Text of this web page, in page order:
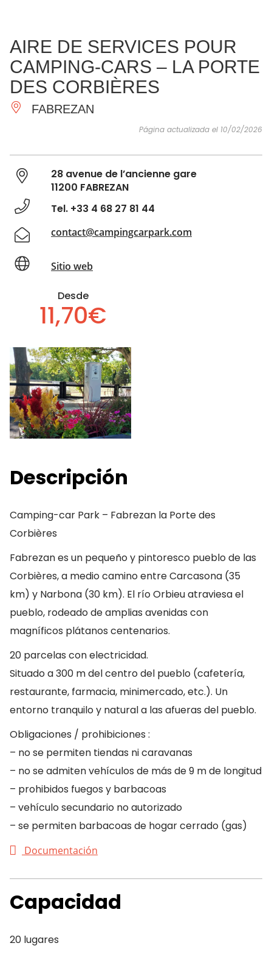
IMPRESCINDIBLES
HACER
INSPIRACIONES
AIRE DE SERVICES POUR
CAMPING-CARS – LA PORTE
DES CORBIÈRES
FABREZAN
Página actualizada el 10/02/2026
28 avenue de l’ancienne gare
11200 FABREZAN
Tel. +33 4 68 27 81 44
contact@campingcarpark.com
Sitio web
Desde
11,70€
Descripción
Camping-car Park – Fabrezan la Porte des
Corbières
Fabrezan es un pequeño y pintoresco pueblo de las
Corbières, a medio camino entre Carcasona (35
km) y Narbona (30 km). El río Orbieu atraviesa el
pueblo, rodeado de amplias avenidas con
magníficos plátanos centenarios.
20 parcelas con electricidad.
Situado a 300 m del centro del pueblo (cafetería,
restaurante, farmacia, minimercado, etc.). Un
entorno tranquilo y natural a las afueras del pueblo.
Obligaciones / prohibiciones :
– no se permiten tiendas ni caravanas
– no se admiten vehículos de más de 9 m de longitud
– prohibidos fuegos y barbacoas
– vehículo secundario no autorizado
– se permiten barbacoas de hogar cerrado (gas)
Documentación
Capacidad
20 lugares